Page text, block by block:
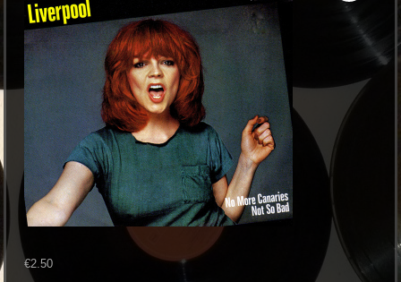
€2.50